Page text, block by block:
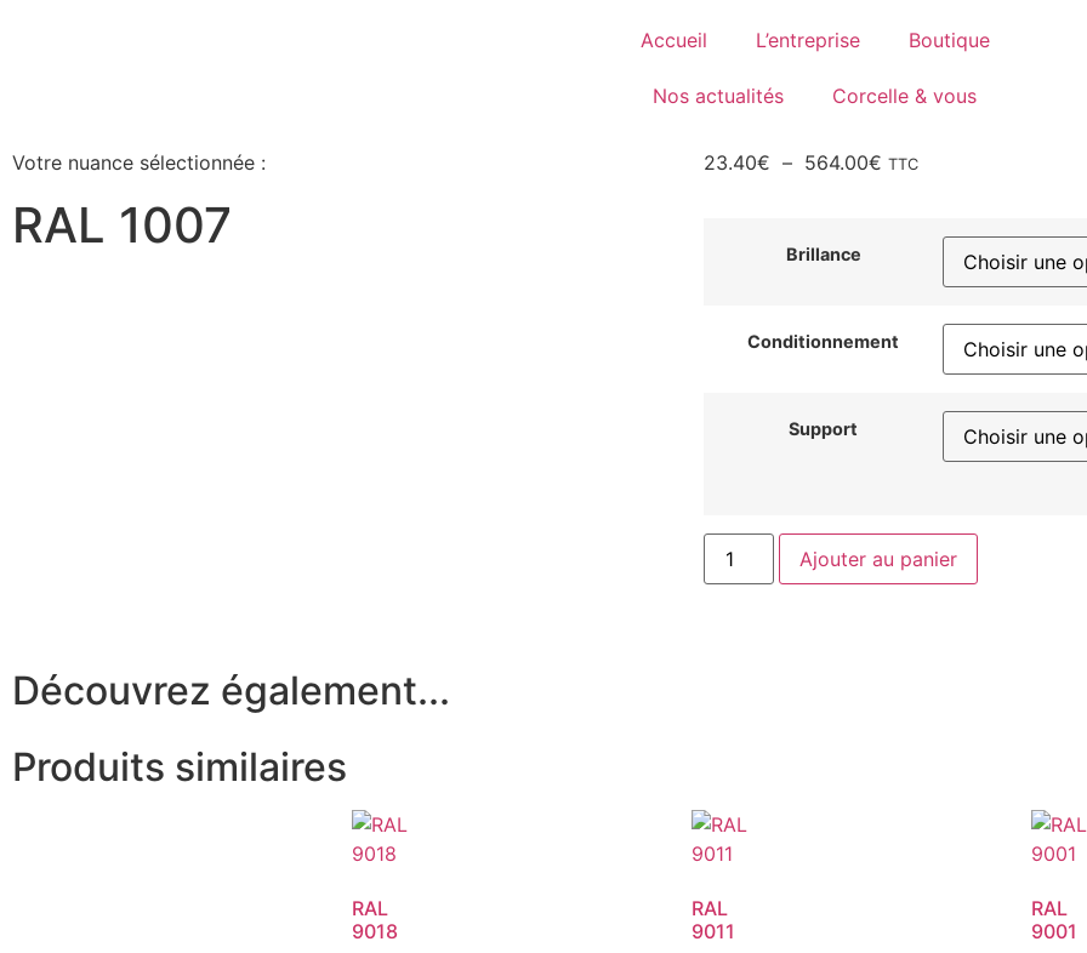
Accueil L’entreprise Boutique
Nos actualités Corcelle & vous
Votre nuance sélectionnée :
RAL 1007
23.40€ – 564.00€ TTC
Brillance
Conditionnement
Support
Ajouter au panier
Découvrez également...
Produits similaires
RAL
9018
RAL
9011
RAL
9001